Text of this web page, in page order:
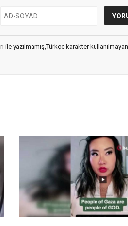
yazılmamış,Türkçe karakter kullanılmayan